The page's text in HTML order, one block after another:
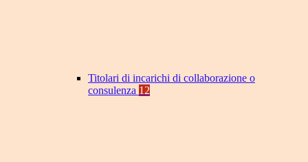
Titolari di incarichi di collaborazione o
consulenza 12